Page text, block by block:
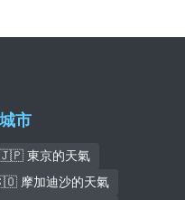
市
東京的天氣
摩加迪沙的天氣